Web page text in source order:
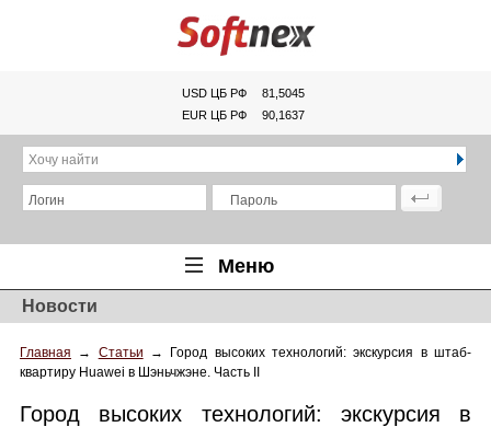
USD ЦБ РФ
81,5045
EUR ЦБ РФ
90,1637
Хочу найти
Логин Пароль
Меню
Главная
Обзоры
Новости
Главная → Статьи →
Город высоких технологий: экскурсия в штаб-
квартиру Huawei в Шэньчжэне. Часть II
Город высоких технологий: экскурсия в